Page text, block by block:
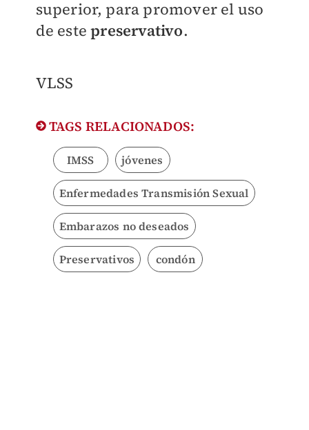
superior, para promover el uso
de estepreservativo.
VLSS
TAGS RELACIONADOS:
IMSS jóvenes
Enfermedades Transmisión Sexual
Embarazos no deseados
Preservativos condón